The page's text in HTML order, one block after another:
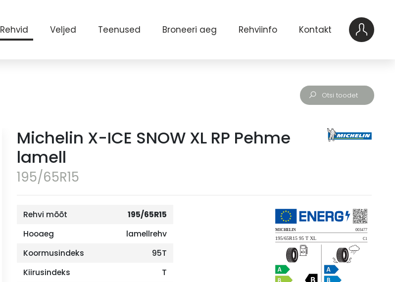
Rehvid Veljed Teenused Broneeri aeg Rehviinfo Kontakt
195/65R15
Michelin X-ICE SNOW XL RP Pehme
lamell
Rehvi mõõt
195/65R15
Hooaeg
lamellrehv
Koormusindeks
95T
Kiirusindeks
T